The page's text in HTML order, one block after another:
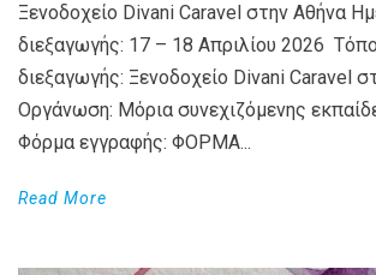
Ξενοδοχείο Divani Caravel στην Αθήνα
διεξαγωγής: 17 – 18 Απριλίου 2026
διεξαγωγής: Ξενοδοχείο Divani Caravel
Οργάνωση: Μόρια συνεχιζόμενης
Φόρμα εγγραφής: ΦΟΡΜΑ...
Read More